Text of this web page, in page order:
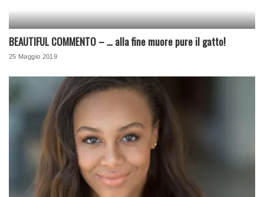
BEAUTIFUL COMMENTO – … alla fine muore pure il gatto!
25 Maggio 2019